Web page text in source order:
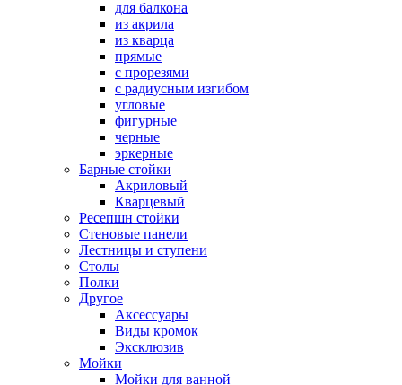
для балкона
из акрила
из кварца
прямые
с прорезями
с радиусным изгибом
угловые
фигурные
черные
эркерные
Барные стойки
Акриловый
Кварцевый
Ресепшн стойки
Стеновые панели
Лестницы и ступени
Столы
Полки
Другое
Аксессуары
Виды кромок
Эксклюзив
Мойки
Мойки для ванной